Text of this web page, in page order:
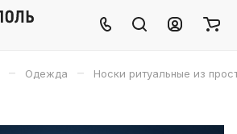
– Одежда – Носки ритуальные из